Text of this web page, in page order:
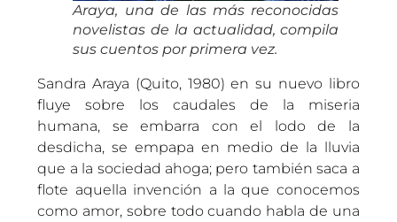
Araya, una de las más reconocidas
novelistas de la actualidad, compila
sus cuentos por primera vez.
Sandra Araya (Quito, 1980) en su nuevo libro
fluye sobre los caudales de la miseria
humana, se embarra con el lodo de la
desdicha, se empapa en medio de la lluvia
que a la sociedad ahoga; pero también saca a
flote aquella invención a la que conocemos
como amor, sobre todo cuando habla de una